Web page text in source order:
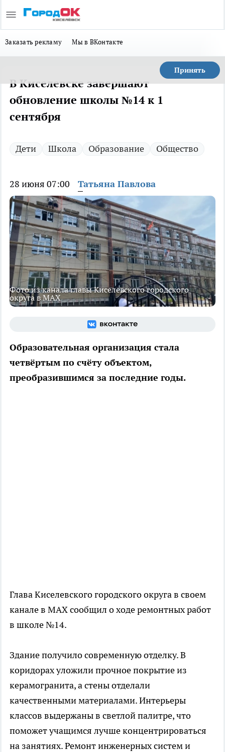
Заказать рекламу Мы в ВКонтакте
Принять
В Киселевске завершают
обновление школы №14 к 1
сентября
Дети Школа Образование Общество
28 июня 07:00 Татьяна Павлова
Фото из канала главы Киселевского городского
округа в MAX
Образовательная организация стала
четвёртым по счёту объектом,
преобразившимся за последние годы.
Глава Киселевского городского округа в своем
канале в МАХ сообщил о ходе ремонтных работ
в школе №14.
Здание получило современную отделку. В
коридорах уложили прочное покрытие из
керамогранита, а стены отделали
качественными материалами. Интерьеры
классов выдержаны в светлой палитре, что
поможет учащимся лучше концентрироваться
на занятиях. Ремонт инженерных систем и